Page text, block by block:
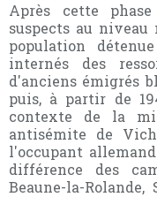
Après cette
suspects au
population
internés des
d'anciens émigrés
puis, à partir de
contexte de la
antisémite de
l'occupant
différence des
Beaune-la-